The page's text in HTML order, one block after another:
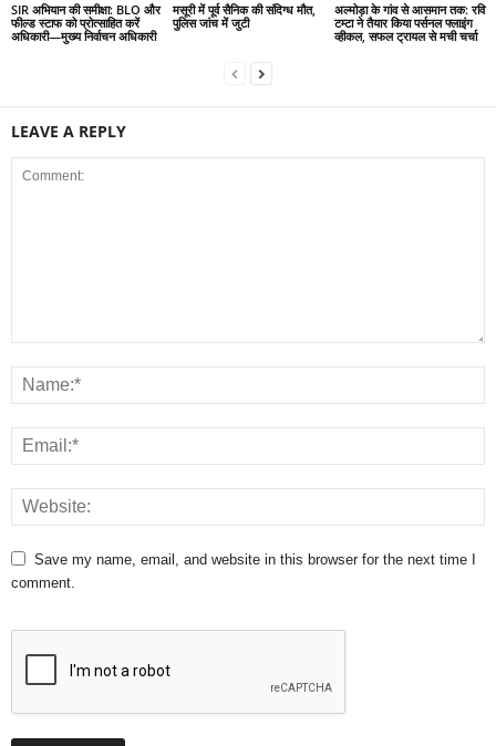
SIR अभियान की समीक्षा: BLO और
फील्ड स्टाफ को प्रोत्साहित करें
अधिकारी—मुख्य निर्वाचन अधिकारी
मसूरी में पूर्व सैनिक की संदिग्ध मौत,
पुलिस जांच में जुटी
अल्मोड़ा के गांव से आसमान तक: रवि
टम्टा ने तैयार किया पर्सनल फ्लाइंग
व्हीकल, सफल ट्रायल से मची चर्चा
LEAVE A REPLY
Save my name, email, and website in this browser for the next time I
comment.